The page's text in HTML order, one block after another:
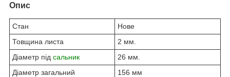
Опис
Стан
Нове
Товщина листа
2 мм.
Діаметр під сальник
26 мм.
Діаметр загальний
156 мм